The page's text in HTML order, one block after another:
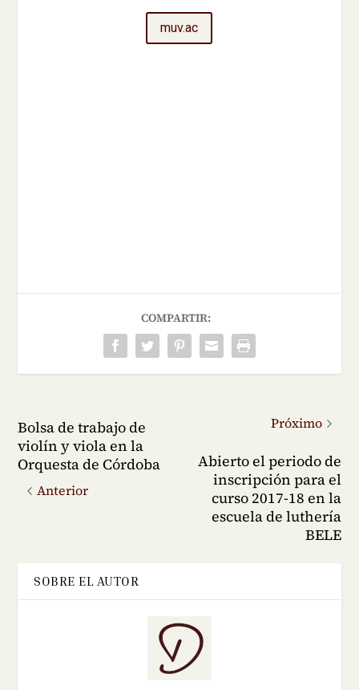
muv.ac
COMPARTIR:
Bolsa de trabajo de
violín y viola en la
Orquesta de Córdoba
Anterior
Próximo
Abierto el periodo de
inscripción para el
curso 2017-18 en la
escuela de luthería
BELE
SOBRE EL AUTOR